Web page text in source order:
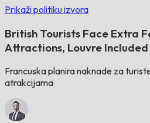
Prikaži politiku izvora
British Tourists Face Extra
Attractions, Louvre Included
Francuska planira naknade za
atrakcijama